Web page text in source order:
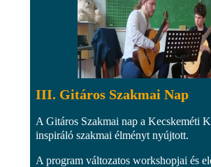
III. Gitáros Szakmai Nap
A Gitáros Szakmai nap a Kecskeméti
inspiráló szakmai élményt nyújtott.
A program változatos workshopjai és